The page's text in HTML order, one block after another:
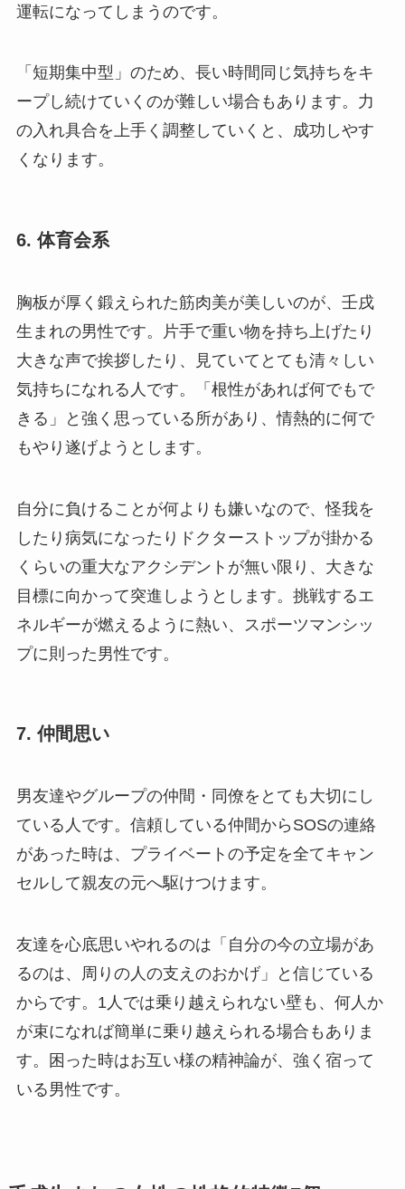
運転になってしまうのです。
「短期集中型」のため、長い時間同じ気持ちをキ
ープし続けていくのが難しい場合もあります。力
の入れ具合を上手く調整していくと、成功しやす
くなります。
6. 体育会系
胸板が厚く鍛えられた筋肉美が美しいのが、壬戌
生まれの男性です。片手で重い物を持ち上げたり
大きな声で挨拶したり、見ていてとても清々しい
気持ちになれる人です。「根性があれば何でもで
きる」と強く思っている所があり、情熱的に何で
もやり遂げようとします。
自分に負けることが何よりも嫌いなので、怪我を
したり病気になったりドクターストップが掛かる
くらいの重大なアクシデントが無い限り、大きな
目標に向かって突進しようとします。挑戦するエ
ネルギーが燃えるように熱い、スポーツマンシッ
プに則った男性です。
7. 仲間思い
男友達やグループの仲間・同僚をとても大切にし
ている人です。信頼している仲間からSOSの連絡
があった時は、プライベートの予定を全てキャン
セルして親友の元へ駆けつけます。
友達を心底思いやれるのは「自分の今の立場があ
るのは、周りの人の支えのおかげ」と信じている
からです。1人では乗り越えられない壁も、何人か
が束になれば簡単に乗り越えられる場合もありま
す。困った時はお互い様の精神論が、強く宿って
いる男性です。